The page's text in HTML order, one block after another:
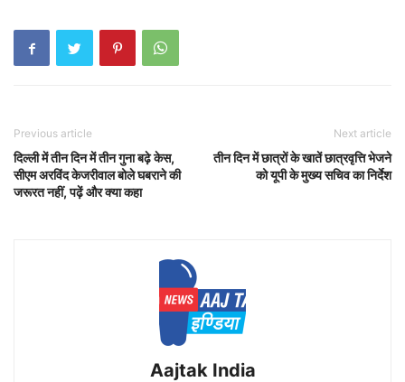
Previous article
दिल्ली में तीन दिन में तीन गुना बढ़े केस,
सीएम अरविंद केजरीवाल बोले घबराने की
जरूरत नहीं, पढ़ें और क्या कहा
Next article
तीन दिन में छात्रों के खातें छात्रवृत्ति भेजने
को यूपी के मुख्य सचिव का निर्देश
Aajtak India